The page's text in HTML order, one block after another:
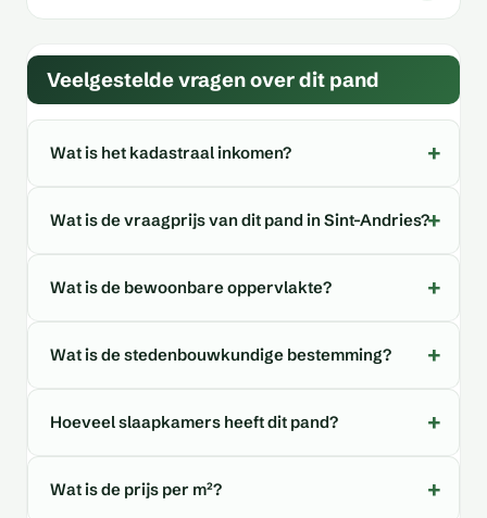
Veelgestelde vragen over dit pand
Wat is het kadastraal inkomen?
Wat is de vraagprijs van dit pand in Sint-Andries?
Wat is de bewoonbare oppervlakte?
Wat is de stedenbouwkundige bestemming?
Hoeveel slaapkamers heeft dit pand?
Wat is de prijs per m²?